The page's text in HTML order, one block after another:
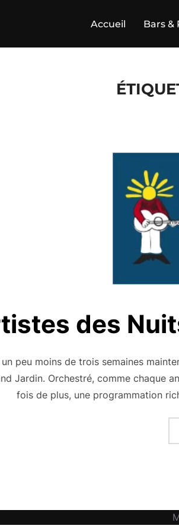
Accueil Bars &
des
un peu moins de trois semaines
Jardin. Orchestré, comme chaque
fois de plus, une programmation